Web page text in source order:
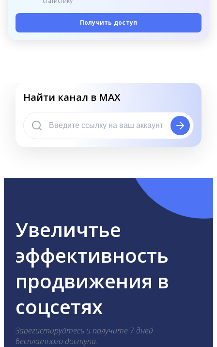
Получить доступ
Найти канал в MAX
Увеличтье
эффективность
продвижения в
соцсетях
Зарегистируйтесь и получите 7 дней
бесплатного доступа.